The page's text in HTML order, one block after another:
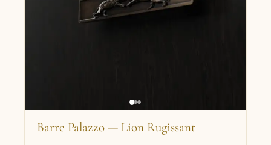
Barre Palazzo — Lion Rugissant